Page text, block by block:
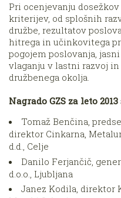
Pri ocenjevanju
kriterijev, od splošnih
družbe, rezultatov
hitrega in učinkovitega
pogojem poslovanja,
vlaganju v lastni razvoj
družbenega okolja.
Nagrado GZS za leto
Tomaž Benčina,
direktor Cinkarna,
d.d., Celje
Danilo Ferjančič,
d.o.o., Ljubljana
Janez Kodila, direktor